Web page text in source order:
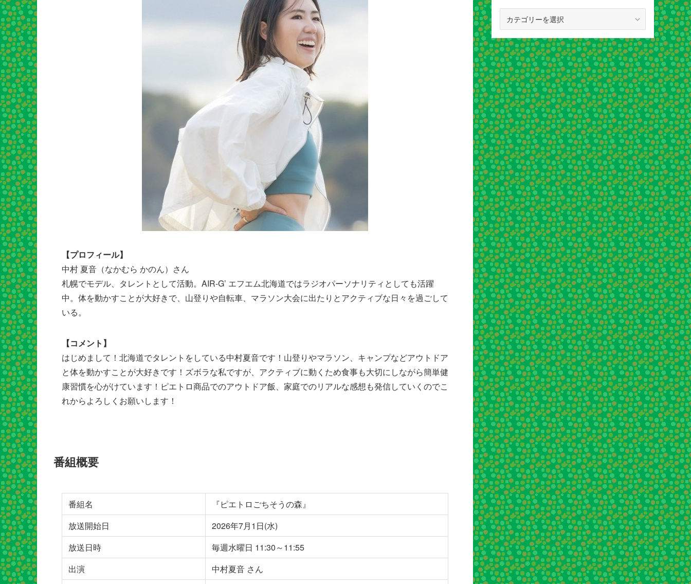
【プロフィール】
中村 夏音（なかむら かのん）さん
札幌でモデル、タレントとして活動。AIR-G’ エフエム北海道ではラジオパーソナリティとしても活躍
中。体を動かすことが大好きで、山登りや自転車、マラソン大会に出たりとアクティブな日々を過ごして
いる。
【コメント】
はじめまして！北海道でタレントをしている中村夏音です！山登りやマラソン、キャンプなどアウトドア
と体を動かすことが大好きです！ズボラな私ですが、アクティブに動くため食事も大切にしながら簡単健
康習慣を心がけています！ピエトロ商品でのアウトドア飯、家庭でのリアルな感想も発信していくのでこ
れからよろしくお願いします！
番組概要
番組名
『ピエトロごちそうの森』
放送開始日
2026年7月1日(水)
放送日時
毎週水曜日 11:30～11:55
出演
中村夏音 さん
ゴ
リ
ー